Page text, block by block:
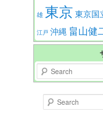
雄 東京 東京国
江戸 沖縄 畠山健
Search
Search